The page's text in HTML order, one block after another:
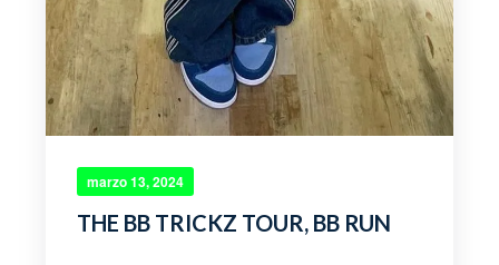
marzo 13, 2024
THE BB TRICKZ TOUR, BB RUN